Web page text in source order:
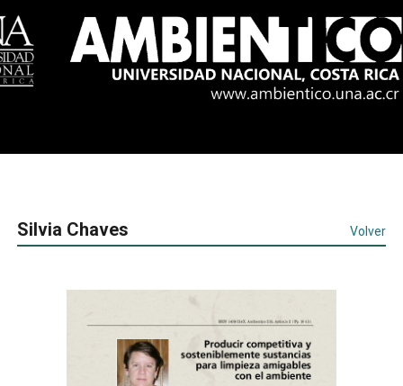
Silvia Chaves Volver